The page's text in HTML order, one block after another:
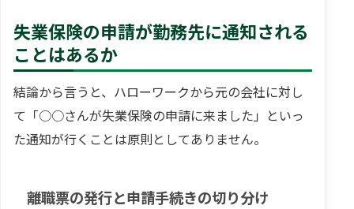
失業保険の申請が勤務先に通知される
ことはあるか
結論から言うと、ハローワークから元の会社に対し
て「○○さんが失業保険の申請に来ました」といっ
た通知が行くことは原則としてありません。
離職票の発行と申請手続きの切り分け